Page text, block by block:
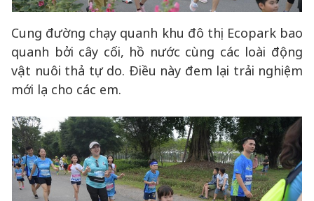
Cung đường chạy quanh khu đô thị Ecopark bao
quanh bởi cây cối, hồ nước cùng các loài động
vật nuôi thả tự do. Điều này đem lại trải nghiệm
mới lạ cho các em.